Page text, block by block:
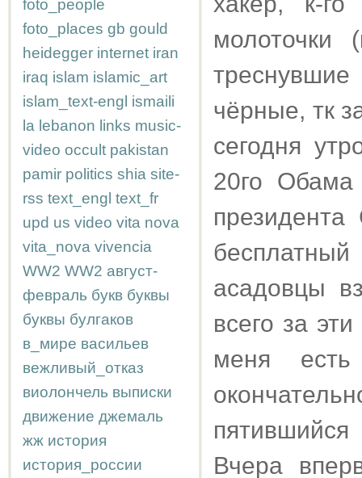
foto_people
foto_places gb gould
heidegger internet iran
iraq islam islamic_art
islam_text-engl ismaili
la lebanon links music-
video occult pakistan
pamir politics shia site-
rss text_engl text_fr
upd us video vita nova
vita_nova vivencia
WW2 WW2 август-
февраль букв буквы
буквы булгаков
в_мире васильев
вежливый_отказ
виолончель выписки
движение джемаль
жж история
история_россии
чёрные, тк
сегодня
20го
асадовцы
всего за
меня
Вчера